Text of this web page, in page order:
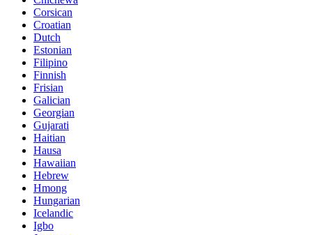
Corsican
Croatian
Dutch
Estonian
Filipino
Finnish
Frisian
Galician
Georgian
Gujarati
Haitian
Hausa
Hawaiian
Hebrew
Hmong
Hungarian
Icelandic
Igbo